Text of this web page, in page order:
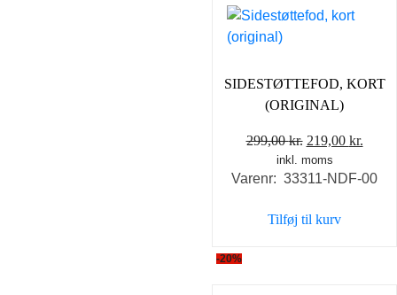
SIDESTØTTEFOD, KORT
(ORIGINAL)
299,00kr. Den
oprindelige
pris
299,00 kr..
219,00 kr.
pris
inkl. moms
Varenr: 33311-NDF-00
Tilføj til kurv
-20%